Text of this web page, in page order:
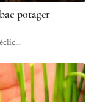
potager
…